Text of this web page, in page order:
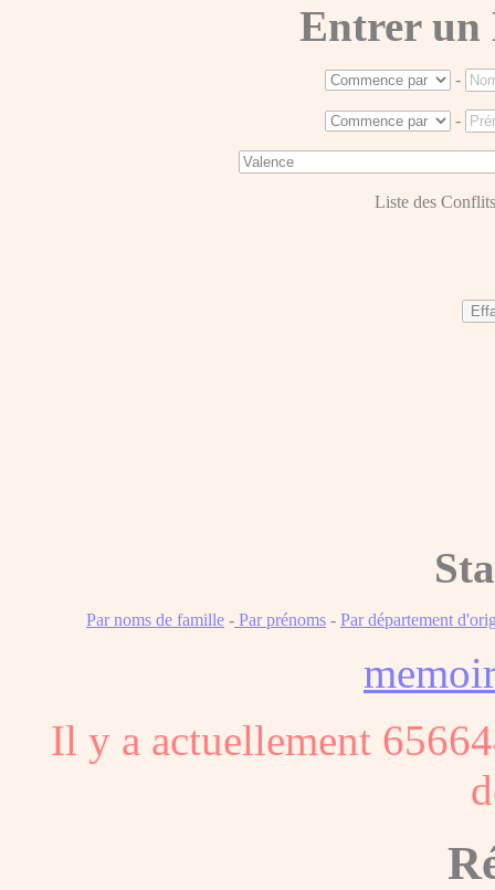
Entrer un
-
-
Liste des
Par noms de famille - Par prénoms - Par département
Il y a actuellement